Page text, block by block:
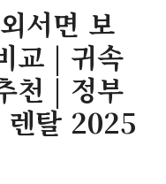
서면 보
교 | 귀속
천 | 정부
렌탈 2025